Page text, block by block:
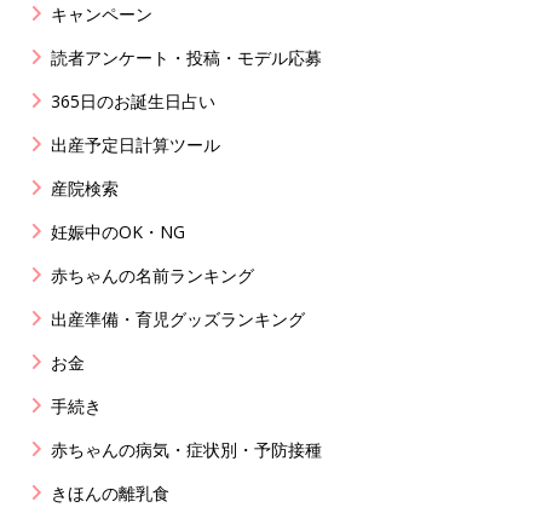
キャンペーン
読者アンケート・投稿・モデル応募
365日のお誕生日占い
出産予定日計算ツール
産院検索
妊娠中のOK・NG
赤ちゃんの名前ランキング
出産準備・育児グッズランキング
お金
手続き
赤ちゃんの病気・症状別・予防接種
きほんの離乳食